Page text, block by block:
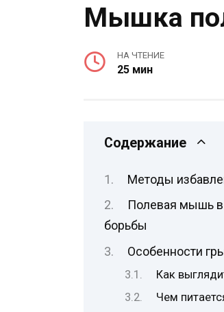
Мышка
НА ЧТЕНИЕ
25 мин
Содержание
Методы
Полевая мышь
борьбы
Особенности
Как
Чем